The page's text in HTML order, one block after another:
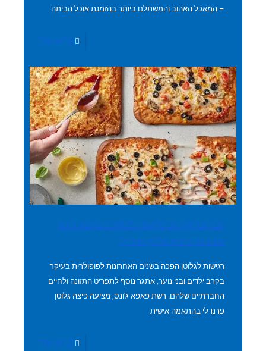
– המאכל האהוב והמשתלם ביותר בהזמנת אוכל הביתה
קראו עוד
יום הצליאק הבינלאומי 13/9/25 פאפא ג'ונס
מציגים: פיצות גלוטן פרנדלי
רגישות לגלוטן הפכה בשנים האחרונות לפופולרית בעיקר
בקרב ילדים ובני נוער, אתגר נוסף לתפריט התזונה ולחיים
החברתיים שלהם. רשת פאפא ג'ונס, מציעה פיצה גלוטן
פרנדלי בהתאמה אישית
קראו עוד